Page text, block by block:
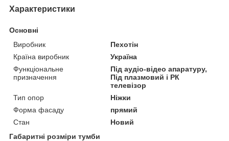
Характеристики
Основні
Виробник
Пехотін
Країна виробник
Україна
Функціональне
призначення
Під аудіо-відео апаратуру,
Під плазмовий і РК
телевізор
Тип опор
Ніжки
Форма фасаду
прямий
Стан
Новий
Габаритні розміри тумби